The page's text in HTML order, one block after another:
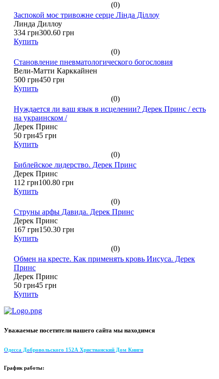
(0)
Заспокой моє тривожне серце Лінда Діллоу
Линда Диллоу
334 грн300.60 грн
Купить
(0)
Становление пневматологического богословия
Вели-Матти Карккайнен
500 грн450 грн
Купить
(0)
Нуждается ли ваш язык в исцелении? Дерек Принс / есть
на украинском /
Дерек Принс
50 грн45 грн
Купить
(0)
Библейское лидерство. Дерек Принс
Дерек Принс
112 грн100.80 грн
Купить
(0)
Струны арфы Давида. Дерек Принс
Дерек Принс
167 грн150.30 грн
Купить
(0)
Обмен на кресте. Как применять кровь Иисуса. Дерек
Принс
Дерек Принс
50 грн45 грн
Купить
Уважаемые посетители нашего сайта мы находимся
Одесса Добровольского 152А Христианский Дом Книги
График работы: